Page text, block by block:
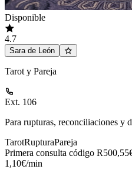
Disponible
4.7
Sara de León
Tarot y Pareja
Ext. 106
Para rupturas, reconciliaciones y
TarotRupturaPareja
Primera consulta código R50
1,10€/min